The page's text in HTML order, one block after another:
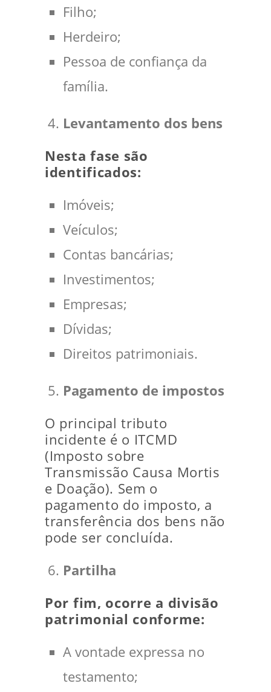
Filho;
Herdeiro;
Pessoa de confiança da
família.
Levantamento dos bens
Nesta fase são
identificados:
Imóveis;
Veículos;
Contas bancárias;
Investimentos;
Empresas;
Dívidas;
Direitos patrimoniais.
Pagamento de impostos
O principal tributo
incidente é o ITCMD
(Imposto sobre
Transmissão Causa Mortis
e Doação). Sem o
pagamento do imposto, a
transferência dos bens não
pode ser concluída.
Partilha
Por fim, ocorre a divisão
patrimonial conforme:
A vontade expressa no
testamento;